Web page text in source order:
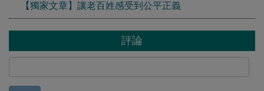
【獨家文章】讓老百姓感受到公平正義
評論